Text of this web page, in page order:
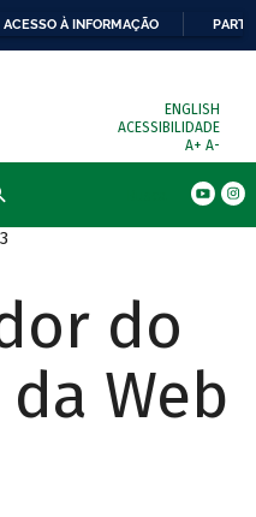
ACESSO À INFORMAÇÃO
ENGLISH
ACESSIBILIDADE
A+ A-
do
Web